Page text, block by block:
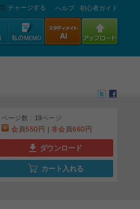
チャージする へルプ 初心者ガイド
7
ページ数 : 19ページ
会員550円 非会員660円
ダウンロード
カート入れる